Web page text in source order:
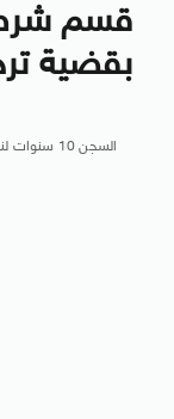
قسم
بقضية